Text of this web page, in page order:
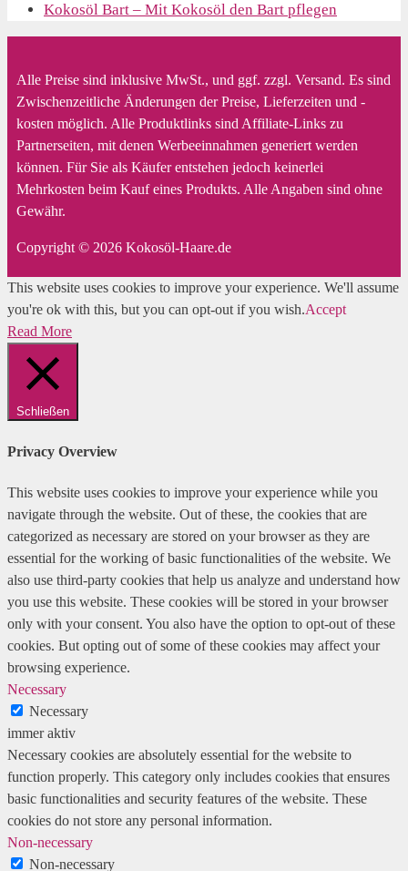
Kokosöl Bart – Mit Kokosöl den Bart pflegen
Alle Preise sind inklusive MwSt., und ggf. zzgl. Versand. Es sind
Zwischenzeitliche Änderungen der Preise, Lieferzeiten und -
kosten möglich. Alle Produktlinks sind Affiliate-Links zu
Partnerseiten, mit denen Werbeeinnahmen generiert werden
können. Für Sie als Käufer entstehen jedoch keinerlei
Mehrkosten beim Kauf eines Produkts. Alle Angaben sind ohne
Gewähr.
Copyright © 2026 Kokosöl-Haare.de
This website uses cookies to improve your experience. We'll assume
you're ok with this, but you can opt-out if you wish.Accept
Read More
Schließen
Privacy Overview
This website uses cookies to improve your experience while you
navigate through the website. Out of these, the cookies that are
categorized as necessary are stored on your browser as they are
essential for the working of basic functionalities of the website. We
also use third-party cookies that help us analyze and understand how
you use this website. These cookies will be stored in your browser
only with your consent. You also have the option to opt-out of these
cookies. But opting out of some of these cookies may affect your
browsing experience.
Necessary
Necessary
immer aktiv
Necessary cookies are absolutely essential for the website to
function properly. This category only includes cookies that ensures
basic functionalities and security features of the website. These
cookies do not store any personal information.
Non-necessary
Non-necessary